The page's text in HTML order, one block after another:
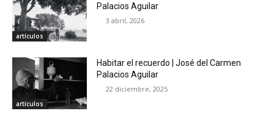
artículos
Palacios Aguilar
3 abril, 2026
artículos
Habitar el recuerdo | José del Carmen
Palacios Aguilar
22 diciembre, 2025